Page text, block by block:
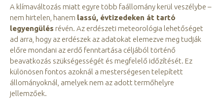
A klímaváltozás miatt egyre több faállomány kerül veszélybe –
nem hirtelen, hanem lassú, évtizedeken át tartó
legyengülés révén. Az erdészeti meteorológia lehetőséget
ad arra, hogy az erdészek az adatokat elemezve meg tudják
előre mondani az erdő fenntartása céljából történő
beavatkozás szükségességét és megfelelő időzítését. Ez
különösen fontos azoknál a mesterségesen telepített
állományoknál, amelyek nem az adott termőhelyre
jellemzőek.